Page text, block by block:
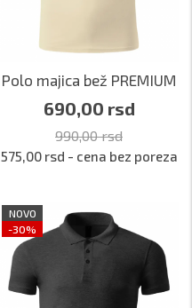
Polo majica bež PREMIUM
690,00 rsd
990,00 rsd
575,00 rsd - cena bez poreza
NOVO
-30%